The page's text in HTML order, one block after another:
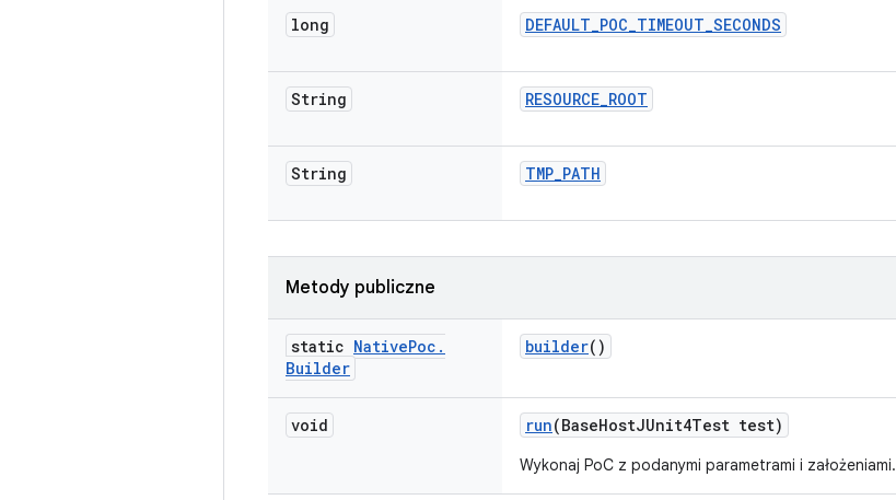
long DEFAULT_POC_TIMEOUT_SECONDS
String RESOURCE_ROOT
String TMP_PATH
Metody publiczne
static NativePoc .
Builder
builder()
void run(BaseHostJUnit4Test test)
Wykonaj PoC z podanymi parametrami i założeniami.